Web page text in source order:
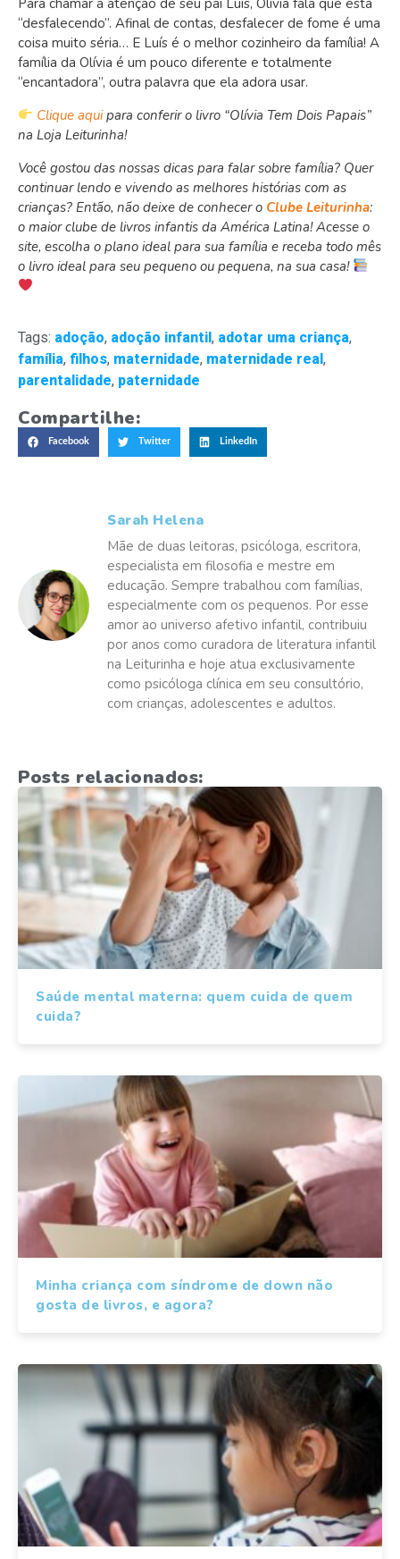
“desfalecendo”. Afinal de contas, desfalecer de fome é uma
coisa muito séria… E Luís é o melhor cozinheiro da família! A
família da Olívia é um pouco diferente e totalmente
“encantadora”, outra palavra que ela adora usar.
Clique aquipara conferir o livro “Olívia Tem Dois Papais”
na Loja Leiturinha!
Você gostou das nossas dicas para falar sobre família? Quer
continuar lendo e vivendo as melhores histórias com as
crianças? Então, não deixe de conhecer o Clube Leiturinha:
o maior clube de livros infantis da América Latina! Acesse o
site, escolha o plano ideal para sua família e receba todo mês
o livro ideal para seu pequeno ou pequena, na sua casa!
Tags: adoção, adoção infantil, adotar uma criança,
família, filhos, maternidade, maternidade real,
parentalidade, paternidade
Compartilhe:
Facebook Twitter LinkedIn
Sarah Helena
Mãe de duas leitoras, psicóloga, escritora,
especialista em filosofia e mestre em
educação. Sempre trabalhou com famílias,
especialmente com os pequenos. Por esse
amor ao universo afetivo infantil, contribuiu
por anos como curadora de literatura infantil
na Leiturinha e hoje atua exclusivamente
como psicóloga clínica em seu consultório,
com crianças, adolescentes e adultos.
Posts relacionados:
Saúde mental materna: quem cuida de quem
cuida?
Minha criança com síndrome de down não
gosta de livros, e agora?